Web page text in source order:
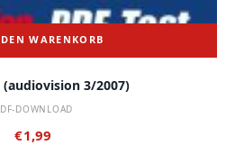
WARENKORB
(audiovision 3/2007)
DOWNLOAD
€1,99